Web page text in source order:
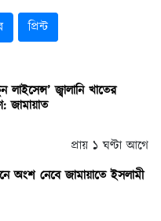
প্রিন্ট
জ্বালানি খাতের
জামায়াত
প্রায় ১ ঘণ্টা আগে
অংশ নেবে জামায়াতে ইসলামী